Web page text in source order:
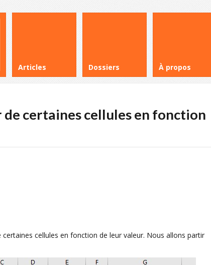
Articles Dossiers À propos
de certaines cellules en fonction
cellules en fonction de leur valeur. Nous allons partir